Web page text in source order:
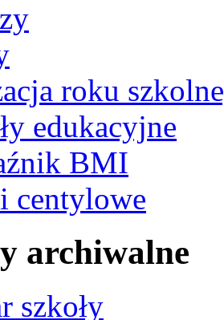
roku
edukacyjne
BMI
centylowe
archiwalne
szkoły